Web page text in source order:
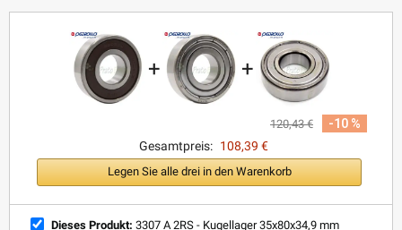
+ +
120,43 €
-10 %
Gesamtpreis: 108,39 €
Legen Sie alle drei in den Warenkorb
Dieses Produkt: 3307 A 2RS - Kugellager 35x80x34,9 mm